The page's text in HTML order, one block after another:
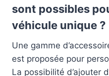
sont possibles
véhicule unique ?
Une gamme
est proposée pour
La possibilité d’ajouter